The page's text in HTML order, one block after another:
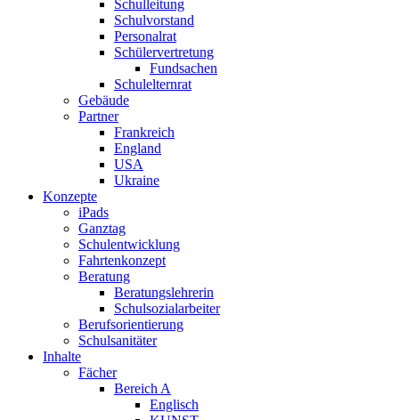
Schulleitung
Schulvorstand
Personalrat
Schülervertretung
Fundsachen
Schulelternrat
Gebäude
Partner
Frankreich
England
USA
Ukraine
Konzepte
iPads
Ganztag
Schulentwicklung
Fahrtenkonzept
Beratung
Beratungslehrerin
Schulsozialarbeiter
Berufsorientierung
Schulsanitäter
Inhalte
Fächer
Bereich A
Englisch